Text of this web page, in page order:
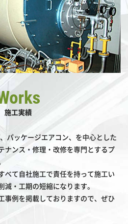
施工実績
パッケージエアコン、を中心とした
ナンス・修理・改修を専門とするプ
べて自社施工で責任を持って施工い
減・工期の短縮になります。
事例を掲載しておりますので、ぜひ